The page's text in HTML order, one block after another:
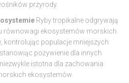
przyrody.
Ryby tropikalne odgrywają
równowagi ekosystemów morskich.
kontrolując populacje mniejszych
pożywienie dla innych
istotna dla zachowania
ekosystemów.